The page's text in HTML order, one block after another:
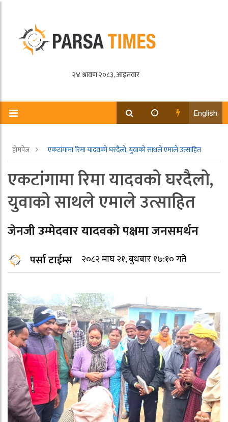
English
होमपेज एकटांगामा रिमा यादवको घरदैलो, युवाको साथले एमाले उत्साहित
एकटांगामा रिमा यादवको घरदैलो,
युवाको साथले एमाले उत्साहित
जेनजी उम्मेदवार यादवको पक्षमा जनसमर्थन
पर्सा टाईम्स २०८२ माघ २१, बुधबार १७:१० गते